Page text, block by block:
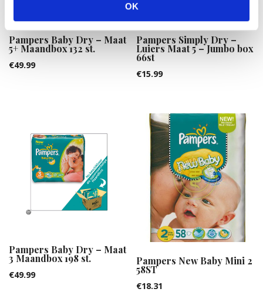
OK
Pampers Baby Dry – Maat
5+ Maandbox 132 st.
€49.99
Pampers Simply Dry –
Luiers Maat 5 – Jumbo box
66st
€15.99
Pampers Baby Dry – Maat
3 Maandbox 198 st.
€49.99
Pampers New Baby Mini 2
58ST
€18.31